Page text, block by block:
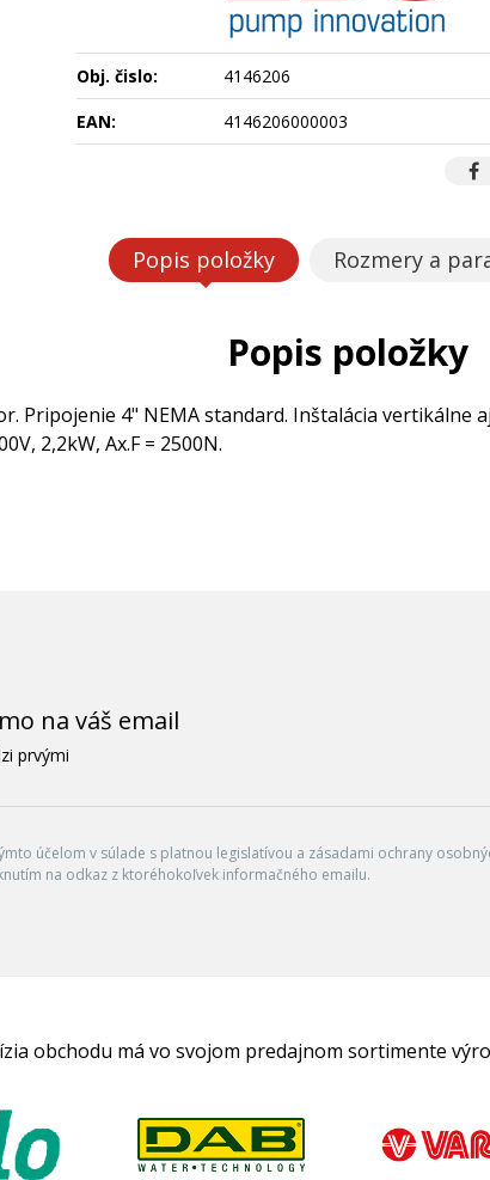
Obj. čislo:
4146206
EAN:
4146206000003
Popis položky Rozmery a
Popis položky
Pripojenie 4" NEMA standard. Inštalácia vertikálne aj
2,2kW, Ax.F = 2500N.
na váš email
prvými
účelom v súlade s platnou legislatívou a zásadami ochrany
na odkaz z ktoréhokoľvek informačného emailu.
obchodu má vo svojom predajnom sortimente